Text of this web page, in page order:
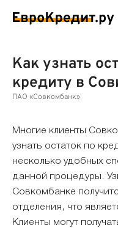
Как узнать
кредиту в
ПАО «Совкомбанк»
Многие клиенты
узнать остаток по
несколько удобных
данной процедуры.
Совкомбанке
отделения, что
Клиенты могут